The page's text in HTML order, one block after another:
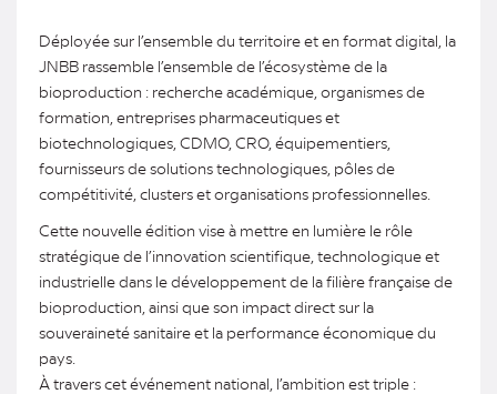
Déployée sur l’ensemble du territoire et en format digital, la
JNBB rassemble l’ensemble de l’écosystème de la
bioproduction : recherche académique, organismes de
formation, entreprises pharmaceutiques et
biotechnologiques, CDMO, CRO, équipementiers,
fournisseurs de solutions technologiques, pôles de
compétitivité, clusters et organisations professionnelles.
Cette nouvelle édition vise à mettre en lumière le rôle
stratégique de l’innovation scientifique, technologique et
industrielle dans le développement de la filière française de
bioproduction, ainsi que son impact direct sur la
souveraineté sanitaire et la performance économique du
pays.
À travers cet événement national, l’ambition est triple :